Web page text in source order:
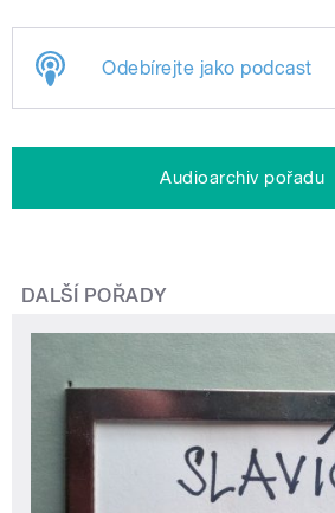
Odebírejte jako podcast
Audioarchiv pořadu
DALŠÍ POŘADY